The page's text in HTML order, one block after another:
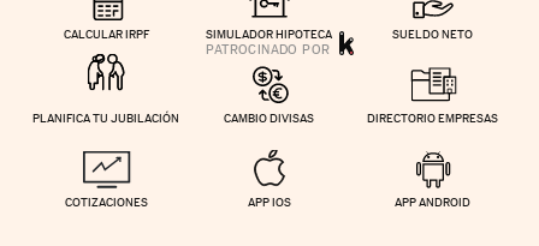
CALCULAR IRPF SIMULADOR HIPOTECA SUELDO NETO
PLANIFICA TU JUBILACIÓN CAMBIO DIVISAS DIRECTORIO EMPRESAS
COTIZACIONES APP IOS APP ANDROID